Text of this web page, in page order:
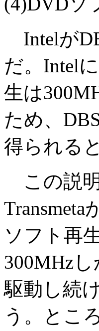
Intelが
だ。Intel
生は
ため、
得られる
この説
ソフト再
300MHz
駆動し続
う。とこ